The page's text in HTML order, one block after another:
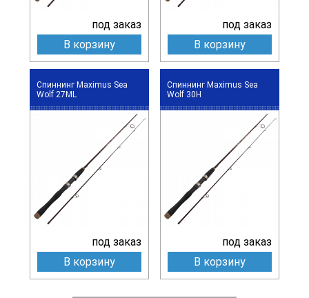
под заказ
В корзину
под заказ
В корзину
Спиннинг Maximus Sea
Wolf 27ML
под заказ
В корзину
Спиннинг Maximus Sea
Wolf 30H
под заказ
В корзину